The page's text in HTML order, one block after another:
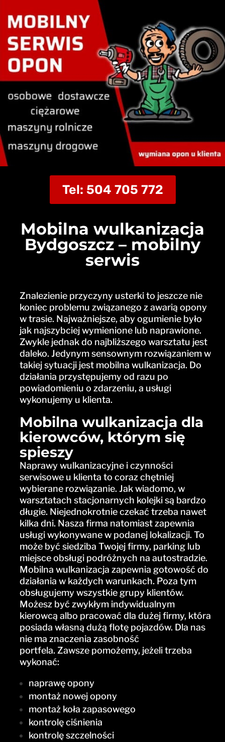
Tel: 504 705 772
Mobilna wulkanizacja
Bydgoszcz – mobilny
serwis
Znalezienie przyczyny usterki to jeszcze nie
koniec problemu związanego z awarią opony
w trasie. Najważniejsze, aby ogumienie było
jak najszybciej wymienione lub naprawione.
Zwykle jednak do najbliższego warsztatu jest
daleko. Jedynym sensownym rozwiązaniem w
takiej sytuacji jest mobilna wulkanizacja. Do
działania przystępujemy od razu po
powiadomieniu o zdarzeniu, a usługi
wykonujemy u klienta.
Mobilna wulkanizacja dla
kierowców, którym się
spieszy
Naprawy wulkanizacyjne i czynności
serwisowe u klienta to coraz chętniej
wybierane rozwiązanie. Jak wiadomo, w
warsztatach stacjonarnych kolejki są bardzo
długie. Niejednokrotnie czekać trzeba nawet
kilka dni. Nasza firma natomiast zapewnia
usługi wykonywane w podanej lokalizacji. To
może być siedziba Twojej firmy, parking lub
miejsce obsługi podróżnych na autostradzie.
Mobilna wulkanizacja zapewnia gotowość do
działania w każdych warunkach. Poza tym
obsługujemy wszystkie grupy klientów.
Możesz być zwykłym indywidualnym
kierowcą albo pracować dla dużej firmy, która
posiada własną dużą flotę pojazdów. Dla nas
nie ma znaczenia zasobność
portfela. Zawsze pomożemy, jeżeli trzeba
wykonać:
naprawę opony
montaż nowej opony
montaż koła zapasowego
kontrolę ciśnienia
kontrolę szczelności